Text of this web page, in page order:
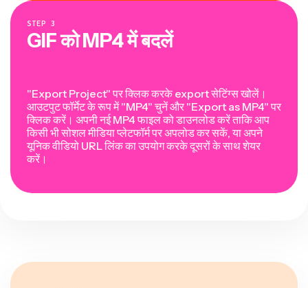
STEP 3
GIF को MP4 में बदलें
"Export Project" पर क्लिक करके export सेटिंग्स खोलें।
आउटपुट फॉर्मेट के रूप में "MP4" चुनें और "Export as MP4" पर
क्लिक करें। अपनी नई MP4 फाइल को डाउनलोड करें ताकि आप
किसी भी सोशल मीडिया प्लेटफॉर्म पर अपलोड कर सकें, या अपने
यूनिक वीडियो URL लिंक का उपयोग करके दूसरों के साथ शेयर
करें।